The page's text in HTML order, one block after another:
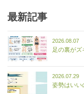
最新記事
2026.08.07
足の裏が
2026.07.29
姿勢はいい